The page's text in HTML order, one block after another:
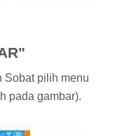
Sobat pilih menu
pada gambar).